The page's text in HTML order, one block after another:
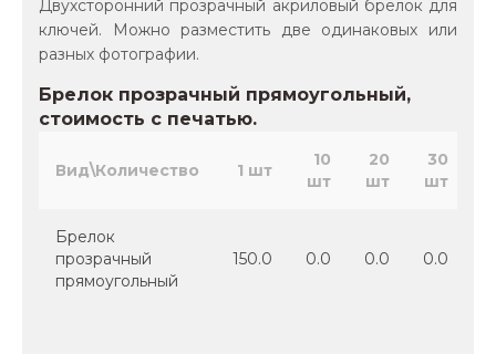
Двухсторонний прозрачный акриловый брелок для
ключей. Можно разместить две одинаковых или
разных фотографии.
Брелок прозрачный прямоугольный,
стоимость с печатью.
Вид\Количество 1 шт
10
шт
20
шт
30
шт
Брелок
прозрачный
прямоугольный
150.0 0.0 0.0 0.0